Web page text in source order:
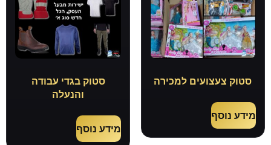
סטוק צעצועים למכירה
מידע נוסף
סטוק בגדי עבודה
והנעלה
מידע נוסף